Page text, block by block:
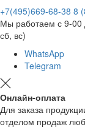
+7(495)669-68-38 8
Мы работаем с 9-00
сб, вс)
WhatsApp
Telegram
Онлайн-оплата
Для заказа
отделом продаж